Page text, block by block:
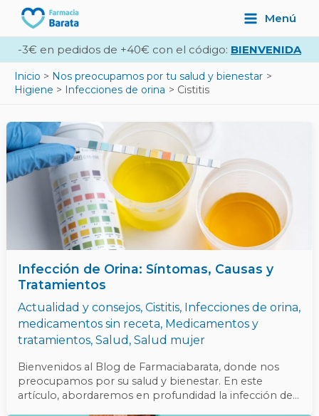
contenido
Main
Menu
Menú
-3€ en pedidos de +40€ con el código: BIENVENIDA
Inicio
Nos preocupamos por tu salud y bienestar
Higiene
Infecciones de orina Cistitis
Infección de Orina: Síntomas, Causas y
Tratamientos
Actualidad y consejos, Cistitis, Infecciones de orina,
medicamentos sin receta, Medicamentos y
tratamientos, Salud , Salud mujer
Bienvenidos al Blog de Farmaciabarata, donde nos
preocupamos por su salud y bienestar. En este
artículo, abordaremos en profundidad la infección de